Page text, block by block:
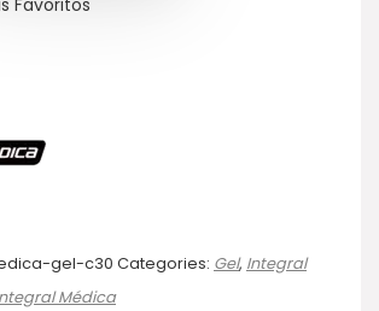
gel-c30 Categories: Gel, Integral
Médica